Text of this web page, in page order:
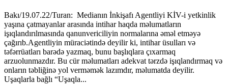
Bakı/19.07.22/Turan: Medianın İnkişafı Agentliyi KİV-i yetkinlik
yaşına çatmayanlar arasında intihar haqda məlumatların
işıqlandırılmasında qanunvericiliyin normalarına əməl etməyə
çağırıb.Agentliyin müraciətində deyilir ki, intihar üsulları və
təfərrüatları barədə yazmaq, bunu başlıqlara çıxarmaq
arzuolunmazdır. Bu cür məlumatları adekvat tərzdə işıqlandırmaq və
onların təbliğinə yol verməmək lazımdır, məlumatda deyilir.
Uşaqlarla bağlı “Uşaqla...